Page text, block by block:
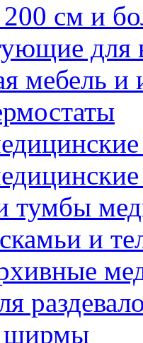
200 см и
для
мебель и
тумбы
и
ширмы